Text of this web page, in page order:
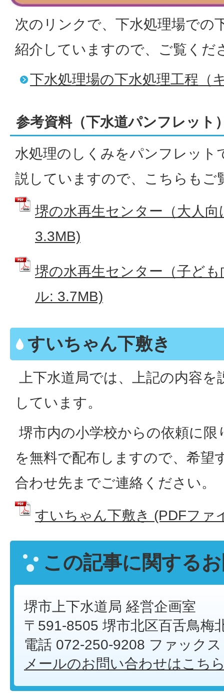
次のリンクで、下水処理場での
紹介していますので、ご覧くだ
下水処理場の下水処理工程（
参考資料（下水道パンフレット
水処理のしくみをパンフレット
説していますので、こちらもご
堺の水再生センター（大人
3.3MB)
堺の水再生センター（子ど
ル: 3.7MB)
すいちゃん下敷き
上下水道局では、上記の内容
しています。
堺市内の小学校からの依頼に
を無料で配布しますので、希望
合わせ先までご連絡ください。
すいちゃん下敷き (PDFファ
この記事に関する
堺市上下水道局 経営企画室
〒591-8505 堺市北区百舌鳥梅
電話 072-250-9208 ファック
メールのお問い合わせはこち